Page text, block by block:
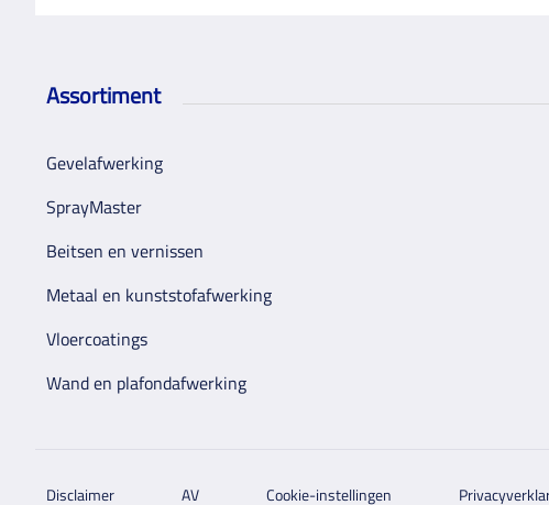
Assortiment
Gevelafwerking
SprayMaster
Beitsen en vernissen
Metaal en kunststofafwerking
Vloercoatings
Wand en plafondafwerking
Disclaimer AV Cookie-instellingen